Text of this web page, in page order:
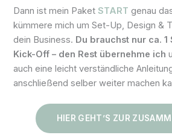
Dann ist mein PaketSTART genau
kümmere mich um Set-Up, Design &
dein Business. Du brauchst nur ca.
Kick-Off – den Rest übernehme ich
auch eine leicht verständliche
anschließend selber weiter machen
HIER GEHT’S ZUR